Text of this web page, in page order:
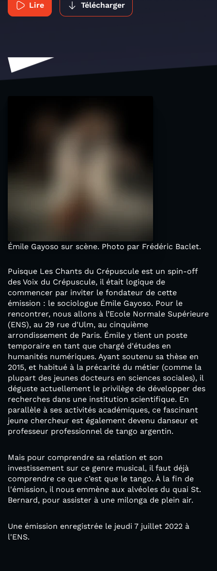
Lire Télécharger
Émile Gayoso sur scène. Photo par Frédéric Baclet.
Puisque Les Chants du Crépuscule est un spin-off
des Voix du Crépuscule, il était logique de
commencer par inviter le fondateur de cette
émission : le sociologue Émile Gayoso. Pour le
rencontrer, nous allons à l’Ecole Normale Supérieure
(ENS), au 29 rue d'Ulm, au cinquième
arrondissement de Paris. Émile y tient un poste
temporaire en tant que chargé d'études en
humanités numériques. Ayant soutenu sa thèse en
2015, et habitué à la précarité du métier (comme la
plupart des jeunes docteurs en sciences sociales), il
déguste actuellement le privilège de développer des
recherches dans une institution scientifique. En
parallèle à ses activités académiques, ce fascinant
jeune chercheur est également devenu danseur et
professeur professionnel de tango argentin.
Mais pour comprendre sa relation et son
investissement sur ce genre musical, il faut déjà
comprendre ce que c’est que le tango. À la fin de
l'émission, il nous emmène aux alvéoles du quai St.
Bernard, pour assister à une milonga de plein air.
Une émission enregistrée le jeudi 7 juillet 2022 à
l'ENS.